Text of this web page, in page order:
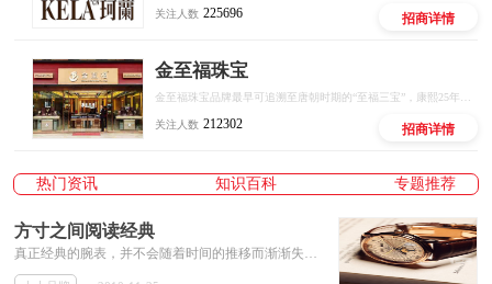
关注人数 225696 招商详情
金至福珠宝
关注人数 212302 招商详情
热门资讯 知识百科 专题推荐
方寸之间阅读经典
真正经典的腕表，并不会随着时间的推移而渐渐失去光彩，也并不需要任何证据来佐证它们的价值。它们低调内敛，却有如神助，无论如何都掩盖...